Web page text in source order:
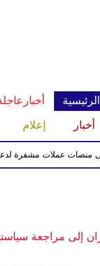
الرئيسية
أخبار
إعلام
عملات مشفرة لدعمها
إلى مراجعة